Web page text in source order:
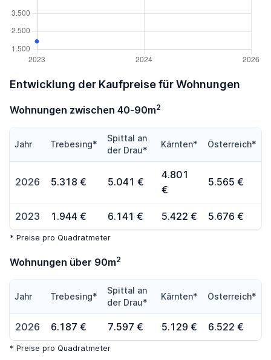
Entwicklung der Kaufpreise für Wohnungen
Wohnungen zwischen 40-90m2
Jahr Trebesing*
Spittal an
der Drau*
Kärnten* Österreich*
2026 5.318 € 5.041 €
4.801
€
5.565 €
2023 1.944 € 6.141 € 5.422 € 5.676 €
* Preise pro Quadratmeter
Wohnungen über 90m2
Jahr Trebesing*
Spittal an
der Drau*
Kärnten* Österreich*
2026 6.187 € 7.597 € 5.129 € 6.522 €
* Preise pro Quadratmeter